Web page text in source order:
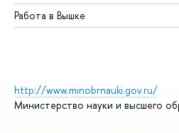
Работа в Вышке
http://www.minobrnauki.gov.ru/
Министерство науки и высшего